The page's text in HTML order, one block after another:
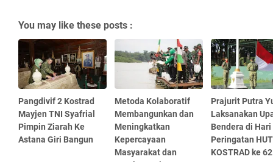
You may like these posts :
Pangdivif 2 Kostrad
Mayjen TNI Syafrial
Pimpin Ziarah Ke
Astana Giri Bangun
Metoda Kolaboratif
Membangunkan dan
Meningkatkan
Kepercayaan
Masyarakat dan
Prajurit Putra
Laksanakan
Bendera di Hari
Peringatan HUT
KOSTRAD ke 62